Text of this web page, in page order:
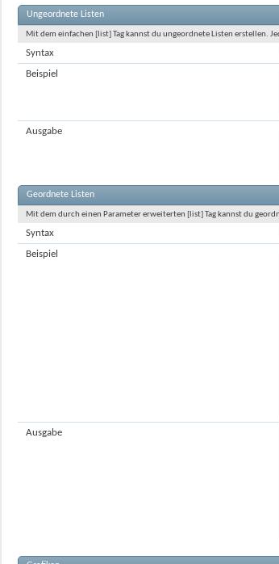
Ungeordnete Listen
Mit dem einfachen [list] Tag kannst du ungeordnete Listen erstellen.
Syntax
Beispiel
Ausgabe
Geordnete Listen
Mit dem durch einen Parameter erweiterten [list] Tag kannst du
Syntax
Beispiel
Ausgabe